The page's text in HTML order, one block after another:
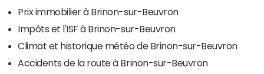
Prix immobilier à Brinon-sur-Beuvron
Impôts et l'ISF à Brinon-sur-Beuvron
Climat et historique météo de Brinon-sur-Beuvron
Accidents de la route à Brinon-sur-Beuvron